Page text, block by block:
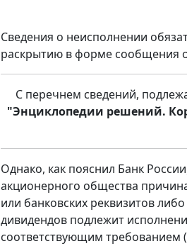
Сведения о неисполнении
раскрытию в форме сообщения
С перечнем сведений,
"Энциклопедии решений.
Однако, как пояснил Банк
акционерного общества
или банковских реквизитов
дивидендов подлежит
соответствующим требованием (